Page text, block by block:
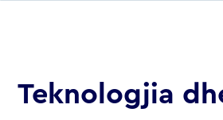
Teknologjia